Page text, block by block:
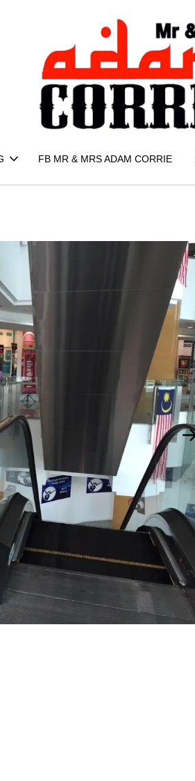
FB MR & MRS ADAM CORRIE